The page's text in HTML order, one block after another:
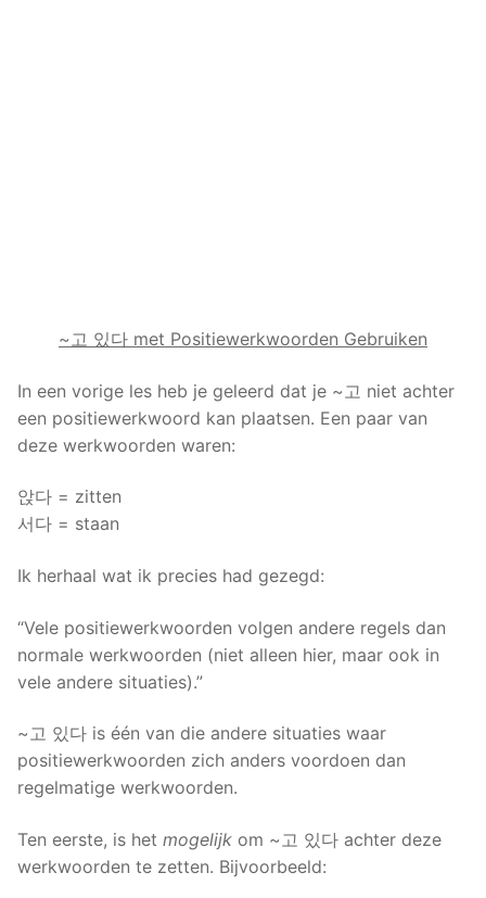
~고 있다 met Positiewerkwoorden Gebruiken
In een vorige les heb je geleerd dat je ~고 niet achter
een positiewerkwoord kan plaatsen. Een paar van
deze werkwoorden waren:
앉다 = zitten
서다 = staan
Ik herhaal wat ik precies had gezegd:
“Vele positiewerkwoorden volgen andere regels dan
normale werkwoorden (niet alleen hier, maar ook in
vele andere situaties).”
~고 있다 is één van die andere situaties waar
positiewerkwoorden zich anders voordoen dan
regelmatige werkwoorden.
Ten eerste, is het mogelijk om ~고 있다 achter deze
werkwoorden te zetten. Bijvoorbeeld: